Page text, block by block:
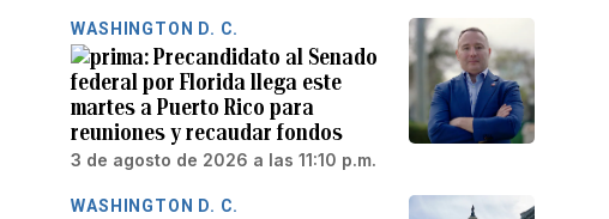
WASHINGTON D. C.
Precandidato al Senado
federal por Florida llega este
martes a Puerto Rico para
reuniones y recaudar fondos
3 de agosto de 2026 a las 11:10 p.m.
WASHINGTON D. C.